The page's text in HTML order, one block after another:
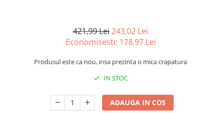
Utilaje si materiale de constructii
Laptop, Tablete & Telefoane
Accesorii tablete
Laptopuri si Accesorii
421,99 Lei243,02 Lei
Economisesti: 178,97 Lei
Produsul este ca nou, insa prezinta o mica crapatura
IN STOC
ADAUGA IN COS